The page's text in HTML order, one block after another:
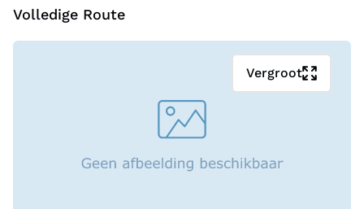
Volledige Route
Vergroot